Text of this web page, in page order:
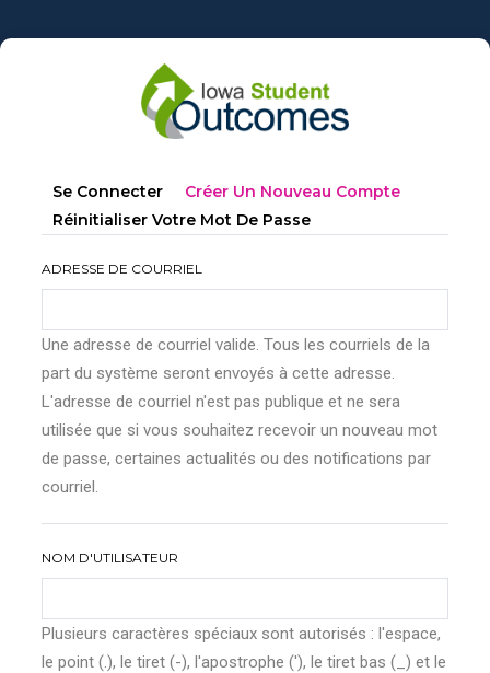
au
Onglets
principaux
Se Connecter Créer Un Nouveau Compte
Réinitialiser Votre Mot De Passe
ADRESSE DE COURRIEL
Une adresse de courriel valide. Tous les courriels de la
part du système seront envoyés à cette adresse.
L'adresse de courriel n'est pas publique et ne sera
utilisée que si vous souhaitez recevoir un nouveau mot
de passe, certaines actualités ou des notifications par
courriel.
NOM D'UTILISATEUR
Plusieurs caractères spéciaux sont autorisés : l'espace,
le point (.), le tiret (-), l'apostrophe ('), le tiret bas (_) et le